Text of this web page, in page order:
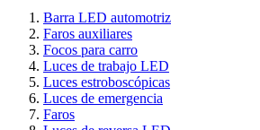
Barra LED automotriz
Faros auxiliares
Focos para carro
Luces de trabajo LED
Luces estroboscópicas
Luces de emergencia
Faros